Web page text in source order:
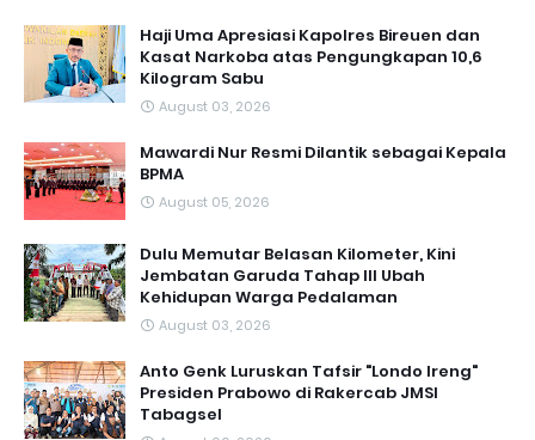
Haji Uma Apresiasi Kapolres Bireuen dan
Kasat Narkoba atas Pengungkapan 10,6
Kilogram Sabu
August 03, 2026
Mawardi Nur Resmi Dilantik sebagai Kepala
BPMA
August 05, 2026
Dulu Memutar Belasan Kilometer, Kini
Jembatan Garuda Tahap III Ubah
Kehidupan Warga Pedalaman ‎
August 03, 2026
Anto Genk Luruskan Tafsir "Londo Ireng"
Presiden Prabowo di Rakercab JMSI
Tabagsel